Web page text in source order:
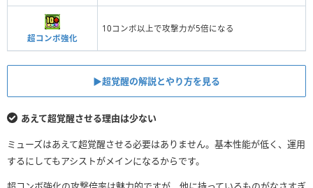
超コンボ強化
10コンボ以上で攻撃力が5倍になる
▶︎超覚醒の解説とやり方を見る
あえて超覚醒させる理由は少ない
ミューズはあえて超覚醒させる必要はありません。基本性能が低く、運用
するにしてもアシストがメインになるからです。